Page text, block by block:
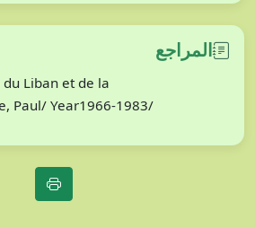
المراجع
Liban et de la
Paul/ Year1966-1983/